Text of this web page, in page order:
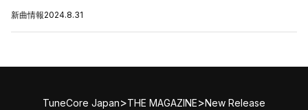
新曲情報2024.8.31
TuneCore Japan>THE MAGAZINE>New Release